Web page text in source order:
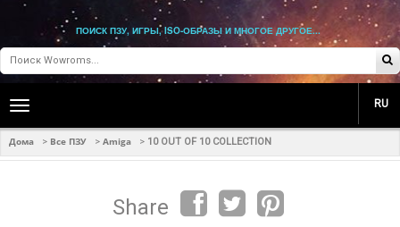
ПОИСК ПЗУ, ИГРЫ, ISO-ОБРАЗЫ И МНОГОЕ ДРУГОЕ...
Toggle
navigation
RU
Дома > Все ПЗУ > Amiga > 10 OUT OF 10 COLLECTION
Share